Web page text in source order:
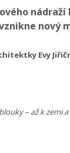
nový
Evy
– až k zemi